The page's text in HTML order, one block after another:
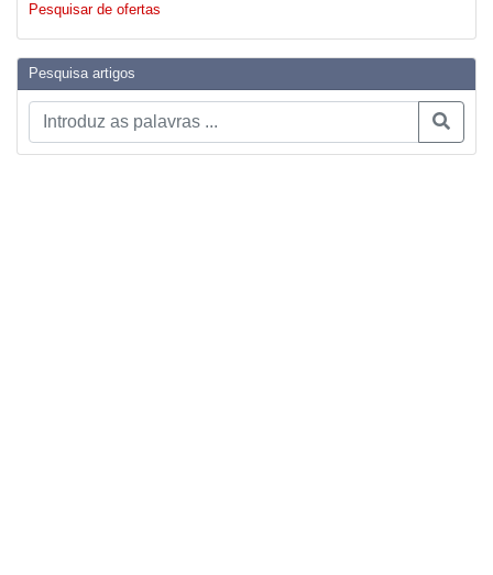
Pesquisar de ofertas
Pesquisa artigos